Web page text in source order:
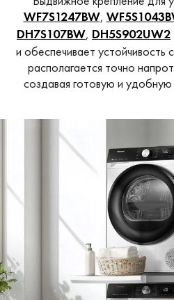
WF7S1247BW,
DH7S107BW, DH5S902UW2
и обеспечивает устойчивость
располагается точно
создавая готовую и